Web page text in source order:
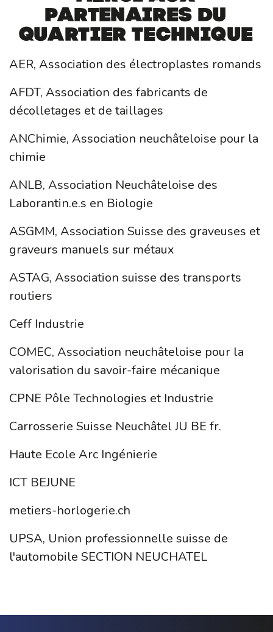
partenaires du
Quartier Technique
AER, Association des électroplastes romands
AFDT, Association des fabricants de
décolletages et de taillages
ANChimie, Association neuchâteloise pour la
chimie
ANLB, Association Neuchâteloise des
Laborantin.e.s en Biologie
ASGMM, Association Suisse des graveuses et
graveurs manuels sur métaux
ASTAG, Association suisse des transports
routiers
Ceff Industrie
COMEC, Association neuchâteloise pour la
valorisation du savoir-faire mécanique
CPNE Pôle Technologies et Industrie
Carrosserie Suisse Neuchâtel JU BE fr.
Haute Ecole Arc Ingénierie
ICT BEJUNE
metiers-horlogerie.ch
UPSA, Union professionnelle suisse de
l'automobile SECTION NEUCHATEL